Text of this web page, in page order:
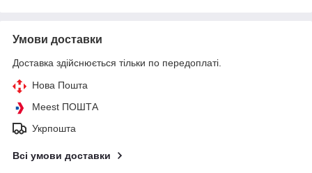
Умови доставки
Доставка здійснюється тільки по передоплаті.
Нова Пошта
Meest ПОШТА
Укрпошта
Всі умови доставки